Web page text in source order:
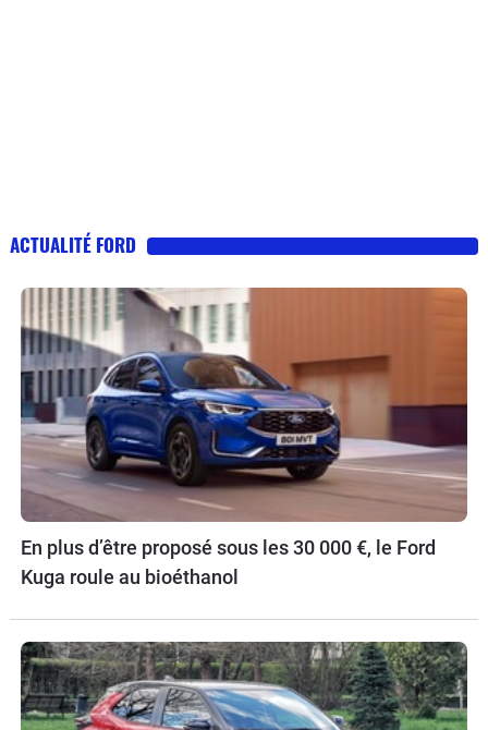
ACTUALITÉ FORD
En plus d’être proposé sous les 30 000 €, le Ford
Kuga roule au bioéthanol